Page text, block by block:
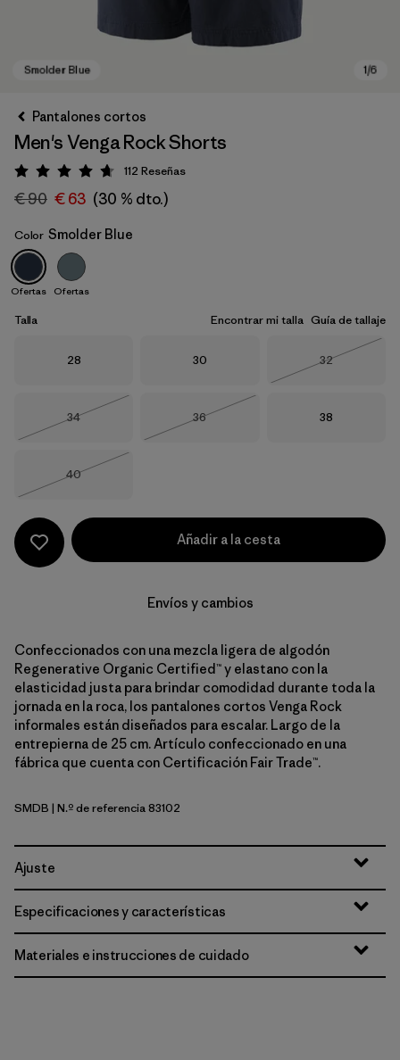
Smolder Blue
Pantalones cortos
Men's Venga Rock Shorts
Puntuación: 4.7 / 5
112 Reseñas
€ 90 € 63 (30 % dto.)
Color Smolder Blue
Ofertas Ofertas
Talla Encontrar mi talla Guía de tallaje
Talla
28 Talla
30 Talla
32
Talla
34
Talla
36
Talla
38
Talla
40
Añadir a la cesta
Envíos y cambios
Confeccionados con una mezcla ligera de algodón
Regenerative Organic Certified™ y elastano con la
elasticidad justa para brindar comodidad durante toda la
jornada en la roca, los pantalones cortos Venga Rock
informales están diseñados para escalar. Largo de la
entrepierna de 25 cm. Artículo confeccionado en una
fábrica que cuenta con Certificación Fair Trade™.
Smolder Blue
SMDB | N.º de referencia 83102
Ajuste
Especificaciones y características
Materiales e instrucciones de cuidado